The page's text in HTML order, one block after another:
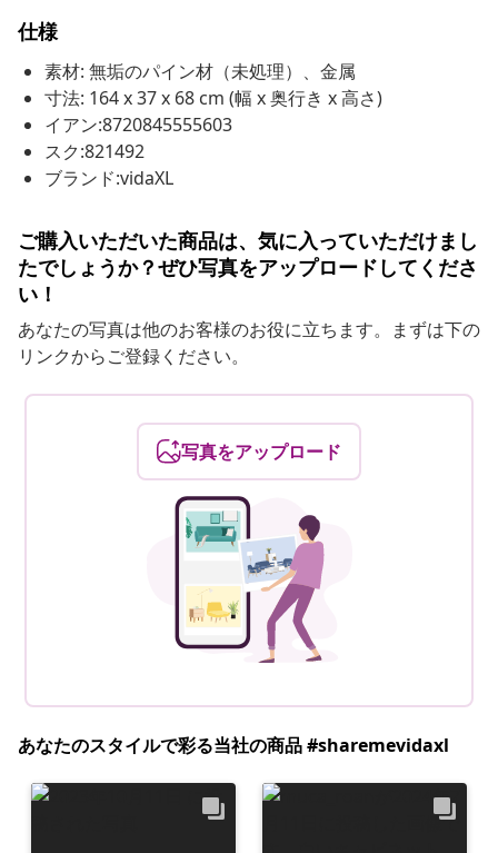
仕様
素材: 無垢のパイン材（未処理）、金属
寸法: 164 x 37 x 68 cm (幅 x 奥行き x 高さ)
イアン:8720845555603
スク:821492
ブランド:vidaXL
ご購入いただいた商品は、気に入っていただけまし
たでしょうか？ぜひ写真をアップロードしてくださ
い！
あなたの写真は他のお客様のお役に立ちます。まずは下の
リンクからご登録ください。
写真をアップロード
あなたのスタイルで彩る当社の商品 #sharemevidaxl